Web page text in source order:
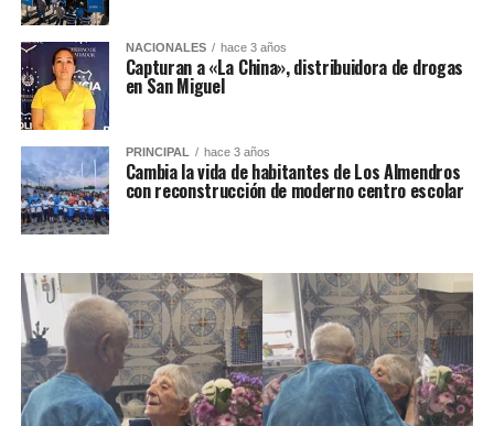
NACIONALES hace 3 años
Capturan a «La China», distribuidora de drogas
en San Miguel
PRINCIPAL hace 3 años
Cambia la vida de habitantes de Los Almendros
con reconstrucción de moderno centro escolar